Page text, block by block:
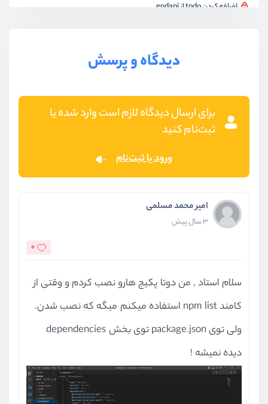
اضافه کردن todo از endapi
دیدگاه و پرسش
برای ارسال دیدگاه لازم است وارد شده یا
ثبت‌نام کنید
ورود یا ثبت‌نام
امیر محمد مسلمی
3 سال پیش
0
سلام استاد , من دوتا پکیج هارو نصب کردم و وقتی از
کامند npm list استفاده میکنم میگه که نصب شدن.
ولی توی package.json توی بخش dependencies
دیده نمیشه !